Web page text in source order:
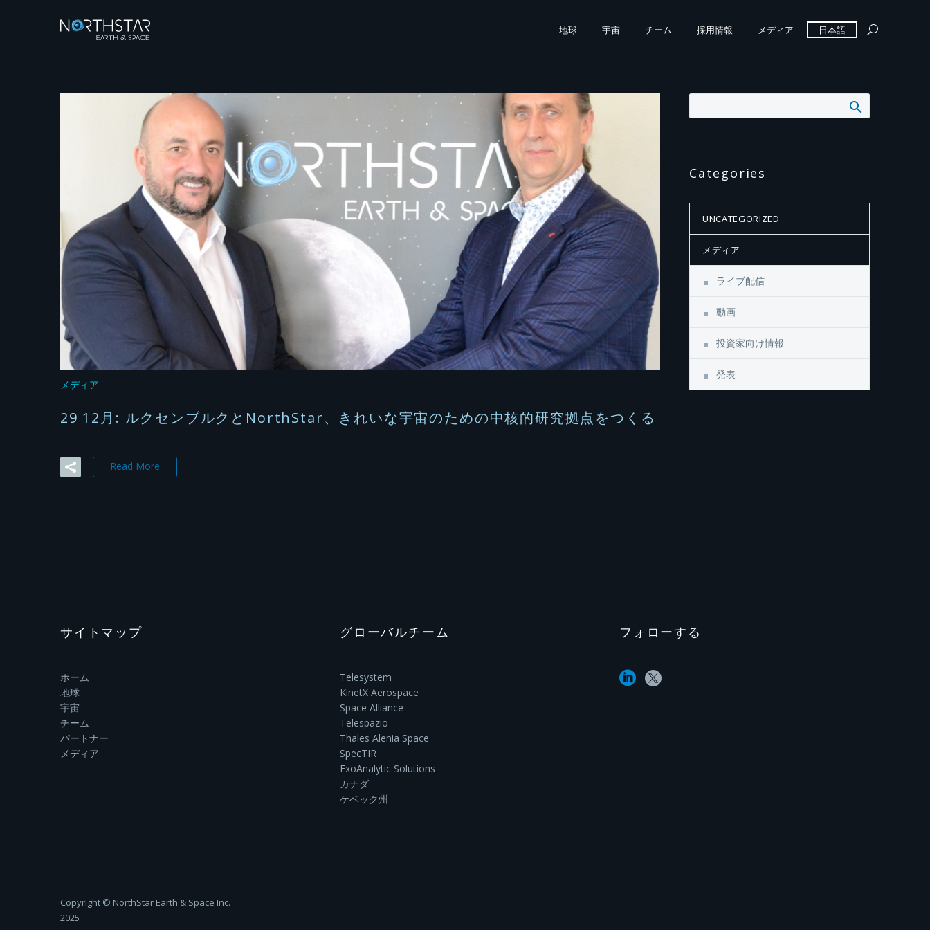
地球 宇宙 チーム 採用情報 メディア 日本語
メディア
29 12月: ルクセンブルクとNorthStar、きれいな宇宙のための中核的研究拠点をつくる
Read More
Categories
UNCATEGORIZED
メディア
ライブ配信
動画
投資家向け情報
発表
サイトマップ
ホーム
地球
宇宙
チーム
パートナー
メディア
グローバルチーム
Telesystem
KinetX Aerospace
Space Alliance
Telespazio
Thales Alenia Space
SpecTIR
ExoAnalytic Solutions
カナダ
ケベック州
フォローする
Copyright ©‎ NorthStar Earth & Space Inc.
2025